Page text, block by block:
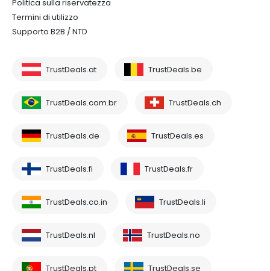
Politica sulla riservatezza
Termini di utilizzo
Supporto B2B / NTD
TrustDeals.at TrustDeals.be
TrustDeals.com.br TrustDeals.ch
TrustDeals.de TrustDeals.es
TrustDeals.fi TrustDeals.fr
TrustDeals.co.in TrustDeals.li
TrustDeals.nl TrustDeals.no
TrustDeals.pt TrustDeals.se